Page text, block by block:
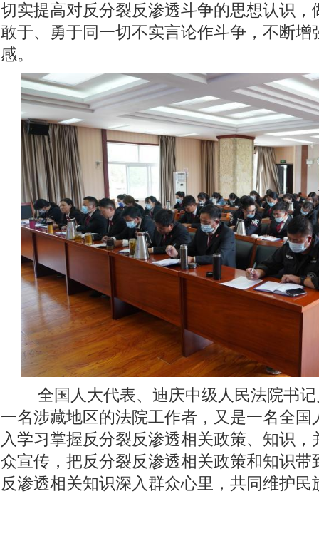
切实提高对反分裂反渗透斗争的思想认识，
敢于、勇于同一切不实言论作斗争，不断增
感。
全国人大代表、迪庆中级人民法院书
一名涉藏地区的法院工作者，又是一名全
入学习掌握反分裂反渗透相关政策、知识
众宣传，把反分裂反渗透相关政策和知识带
反渗透相关知识深入群众心里，共同维护